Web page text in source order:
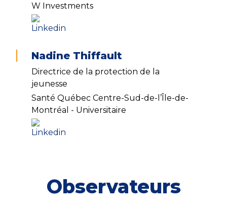
W Investments
Nadine Thiffault
Directrice de la protection de la
jeunesse
Santé Québec Centre-Sud-de-l’Île-de-
Montréal - Universitaire
Observateurs